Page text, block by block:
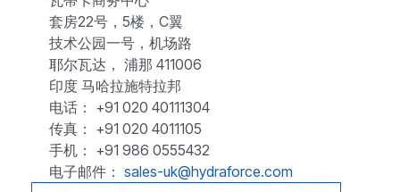
套房22号，5楼，C翼
技术公园一号，机场路
耶尔瓦达， 浦那 411006
印度 马哈拉施特拉邦
电话： +91 020 40111304
传真： +91 020 4011105
手机： +91 986 0555432
电子邮件： sales-uk@hydraforce.com